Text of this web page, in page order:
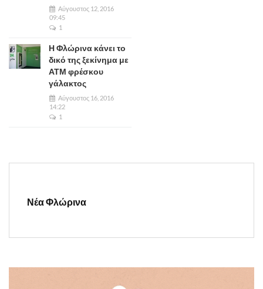
Αύγουστος 12, 2016
09:45
1
Η Φλώρινα κάνει το
δικό της ξεκίνημα με
ΑΤΜ φρέσκου
γάλακτος
Αύγουστος 16, 2016
14:22
1
Νέα Φλώρινα